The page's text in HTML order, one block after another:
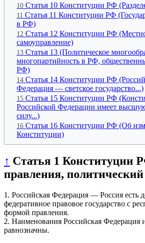
10 Статья 10 Конституции РФ
11 Статья 11 Конституции РФ
в РФ)
12 Статья 12 Конституции РФ
самоуправление)
13 Статья 13 (Политическое
многопартийность в РФ,
РФ)
14 Статья 14 Конституции РФ
Федерация — светское государство...)
15 Статья 15 Конституции РФ
Российской Федерации имеет
силу...)
16 Статья 16 Конституции РФ (Об
Конституции)
↑ Статья 1 Конституции
правления,
1. Российская Федерация — Россия есть
федеративное правовое государство с
формой правления.
2. Наименования Российская Федерация
равнозначны.